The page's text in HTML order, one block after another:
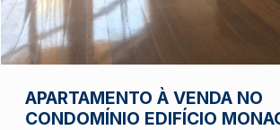
APARTAMENTO À VENDA NO
CONDOMÍNIO EDIFÍCIO